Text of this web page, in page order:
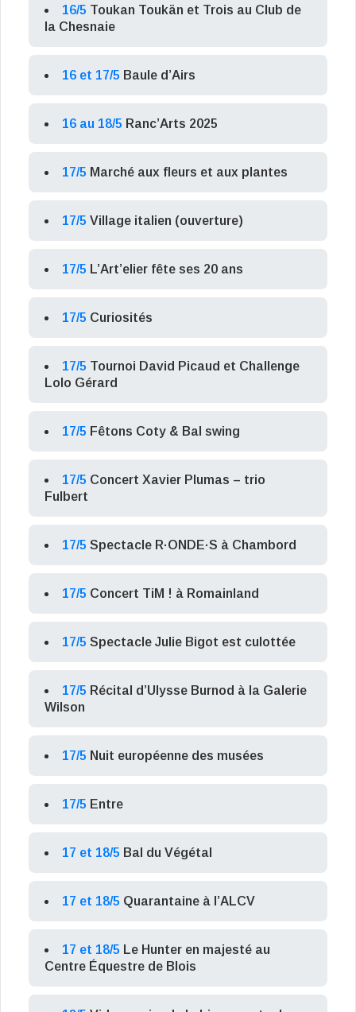
16/5 Toukan Toukän et Trois au Club de
la Chesnaie
16 et 17/5 Baule d’Airs
16 au 18/5 Ranc’Arts 2025
17/5 Marché aux fleurs et aux plantes
17/5 Village italien (ouverture)
17/5 L’Art’elier fête ses 20 ans
17/5 Curiosités
17/5 Tournoi David Picaud et Challenge
Lolo Gérard
17/5 Fêtons Coty & Bal swing
17/5 Concert Xavier Plumas – trio
Fulbert
17/5 Spectacle R·ONDE·S à Chambord
17/5 Concert TiM ! à Romainland
17/5 Spectacle Julie Bigot est culottée
17/5 Récital d’Ulysse Burnod à la Galerie
Wilson
17/5 Nuit européenne des musées
17/5 Entre
17 et 18/5 Bal du Végétal
17 et 18/5 Quarantaine à l’ALCV
17 et 18/5 Le Hunter en majesté au
Centre Équestre de Blois